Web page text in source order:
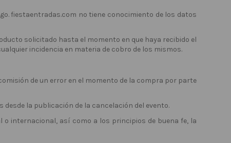
fiestaentradas.com no tiene conocimiento de los datos
solicitado hasta el momento en que haya recibido el
incidencia en materia de cobro de los mismos.
de un error en el momento de la compra por parte
desde la publicación de la cancelación del evento.
o internacional, así como a los principios de buena fe, la